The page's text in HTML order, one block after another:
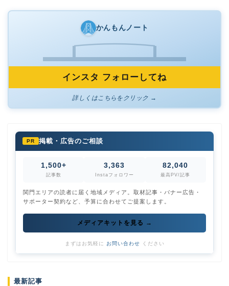
かんもんノート
インスタ フォローしてね
詳しくはこちらをクリック →
PR 掲載・広告のご相談
1,500+
記事数
3,363
Instaフォロワー
82,040
最高PV/記事
関門エリアの読者に届く地域メディア。取材記事・バナー広告・
サポーター契約など、予算に合わせてご提案します。
メディアキットを見る →
まずはお気軽に お問い合わせ ください
最新記事